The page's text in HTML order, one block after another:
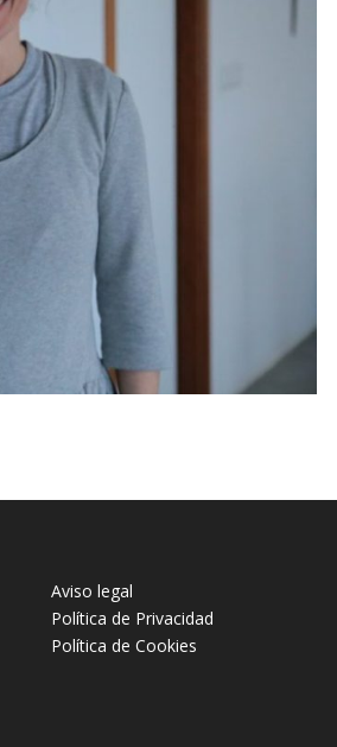
Aviso legal
Política de Privacidad
Política de Cookies